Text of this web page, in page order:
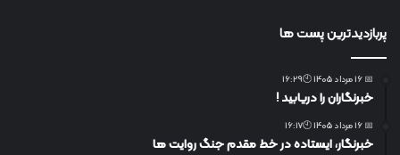
پربازدیدترین پست ها
📅 16 مرداد 1405 🕙16:29
خبرنگاران را دریابید !
📅 16 مرداد 1405 🕙16:17
خبرنگار، ایستاده در خط مقدم جنگ روایت ها